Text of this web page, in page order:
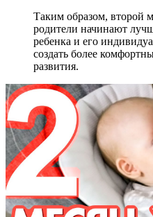
Таким образом, второй
родители начинают
ребенка и его
создать более
развития.